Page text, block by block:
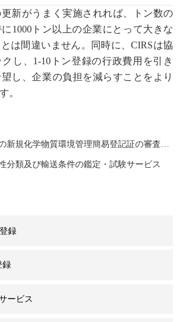
新がうまく実施されれば、トン数の
1000トン以上の企業にとって大きな
は間違いません。同時に、CIRSは協
し、1-10トン登録の行政費用を引き
望し、企業の負担を減らすことをより
。
規化学物質環境管理簡易登記証の審査結果の公開
分類及び輸送条件の鑑定・試験サービス
録
録
ービス